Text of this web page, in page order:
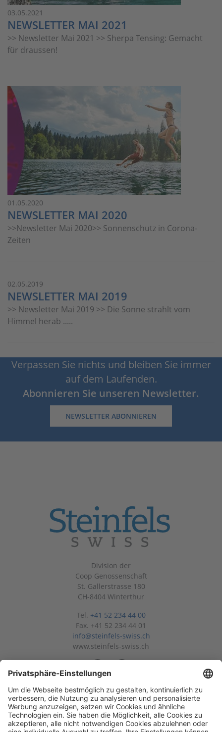
03.05.2021
NEWSLETTER MAI 2021
>> Newsletter Mai 2021 >> Sherpa Tensing: Gemacht
für draussen!
01.05.2020
NEWSLETTER MAI 2020
>>Newsletter Mai 2020>> Sonnenschutz in Corona-
Zeiten
02.05.2019
NEWSLETTER MAI 2019
>> Newsletter Mai 2019 >> Die Sonne strahlt vom
Himmel herab .....
Verpassen Sie nichts und bleiben Sie immer
auf dem Laufenden.
Abonnieren Sie unseren Newsletter.
NEWSLETTER ABONNIEREN
Division der
Coop Genossenschaft
St. Gallerstrasse 180
CH-8404 Winterthur
Tel. +41 52 234 44 00
Fax. +41 52 234 44 01
info@steinfels-swiss.ch
www.steinfels-swiss.ch